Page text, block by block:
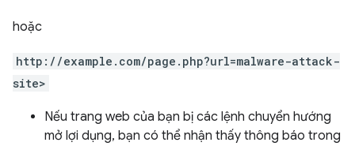
hoặc
http://example.com/page.php?url=malware-attack-
site>
Nếu trang web của bạn bị các lệnh chuyển hướng
mở lợi dụng, bạn có thể nhận thấy thông báo trong